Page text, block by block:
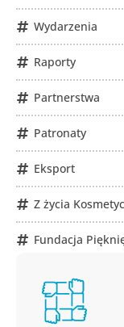
Wydarzenia
Raporty
Partnerstwa
Patronaty
Eksport
Z życia
Fundacja